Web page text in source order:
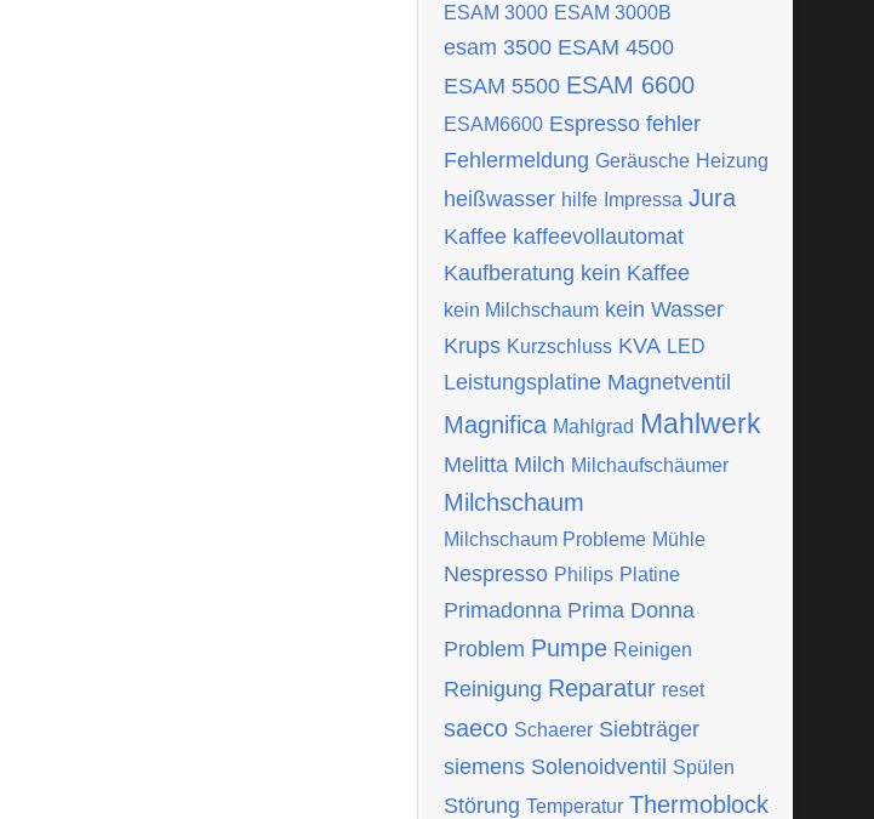
ESAM 3000 ESAM 3000B
esam 3500 ESAM 4500
ESAM 5500 ESAM 6600
ESAM6600 Espresso fehler
Fehlermeldung Geräusche Heizung
heißwasser hilfe Impressa Jura
Kaffee kaffeevollautomat
Kaufberatung kein Kaffee
kein Milchschaum kein Wasser
Krups Kurzschluss KVA LED
Leistungsplatine Magnetventil
Magnifica Mahlgrad Mahlwerk
Melitta Milch Milchaufschäumer
Milchschaum
Milchschaum Probleme Mühle
Nespresso Philips Platine
Primadonna Prima Donna
Problem Pumpe Reinigen
Reinigung Reparatur reset
saeco Schaerer Siebträger
siemens Solenoidventil Spülen
Störung Temperatur Thermoblock